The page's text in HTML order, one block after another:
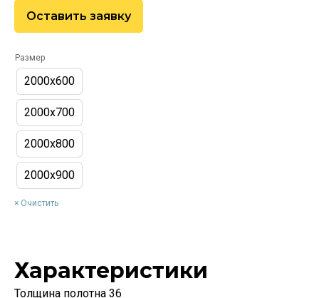
Оставить заявку
Размер
2000х600
2000х700
2000х800
2000х900
Очистить
Характеристики
Толщина полотна 36